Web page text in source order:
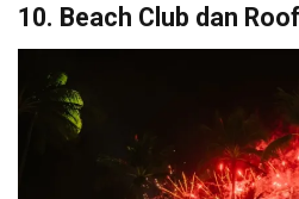
10. Beach Club dan